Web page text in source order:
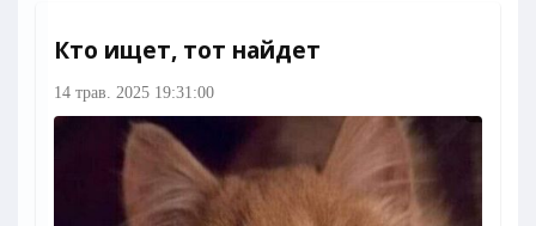
Кто ищет, тот найдет
14 трав. 2025 19:31:00